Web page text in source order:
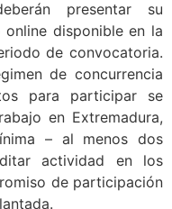
presentar su
disponible en la
de convocatoria.
de concurrencia
para participar se
en Extremadura,
– al menos dos
actividad en los
de participación